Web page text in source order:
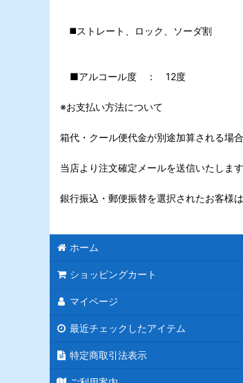
◼️ストレート、ロック、ソーダ割
■アルコール度 ： 12度
※お支払い方法について
箱代・クール便代金が別途加算される場合
当店より注文確定メールを送信いたしま
銀行振込・郵便振替を選択されたお客様
ホーム
ショッピングカート
マイページ
最近チェックしたアイテム
特定商取引法表示